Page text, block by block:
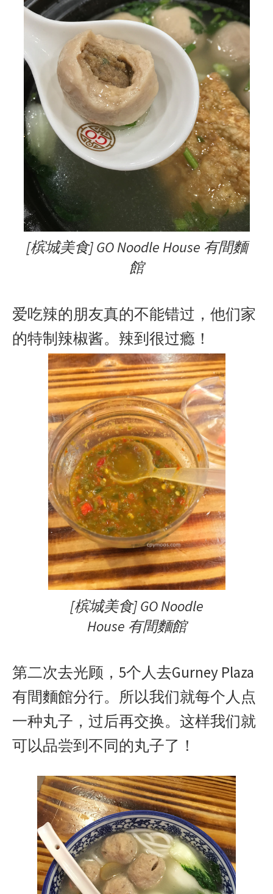
[槟城美食] GO Noodle House 有間麵
館
爱吃辣的朋友真的不能错过，他们家
的特制辣椒酱。辣到很过瘾！
[槟城美食] GO Noodle
House 有間麵館
第二次去光顾，5个人去Gurney Plaza
有間麵館分行。所以我们就每个人点
一种丸子，过后再交换。这样我们就
可以品尝到不同的丸子了！